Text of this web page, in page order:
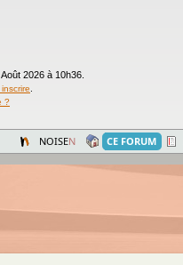
2026 à 10h36.
?
NOISEN CE FORUM